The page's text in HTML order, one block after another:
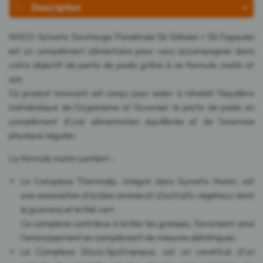
Description
NHCO Symetix Surcharge Pondérale 56 Gélules + 56 Capsules
est un complément alimentaire pour vous accompagner dans
votre objectif de perte de poids grâce à sa formule matin et
soir.
Ce produit innovant est conçu pour aider à rétablir l'équilibre
métabolique de l'organisme et favoriser la perte de poids en
complément d'une alimentation équilibrée et de l'exercice
physique régulier.
La formule matin contient :
Le Complexe Thermolip, intégré dans Symetix Matin, est
une association d'acides aminés et d'extraits végétaux dont
le guarana et le thé vert.
Ce complexe contribue à brûler les graisses, favorisant ainsi
l'amincissement en complément de mesures diététiques.
Le Complexe Gluco-lipotropique, est un constitué d'un